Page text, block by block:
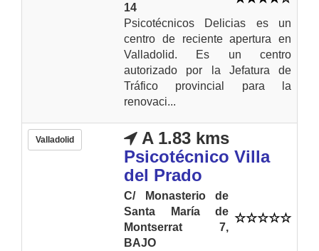
14
Psicotécnicos Delicias es un
centro de reciente apertura en
Valladolid. Es un centro
autorizado por la Jefatura de
Tráfico provincial para la
renovaci...
Valladolid
A 1.83 kms
Psicotécnico Villa
del Prado
C/ Monasterio de
Santa María de
Montserrat 7,
BAJO